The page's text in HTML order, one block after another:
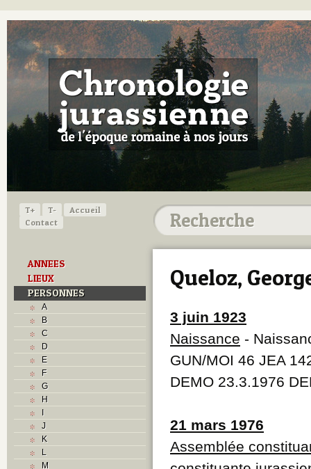
T+ T-
Accueil
Contact
ANNEES
LIEUX
PERSONNES
A
B
C
D
E
F
G
H
I
J
K
L
M
Queloz,
3 juin 1923
Naissance -
GUN/MOI 46 JEA
DEMO 23.3.1976
21 mars 1976
Assemblée